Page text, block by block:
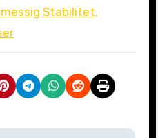
Stabilitet,